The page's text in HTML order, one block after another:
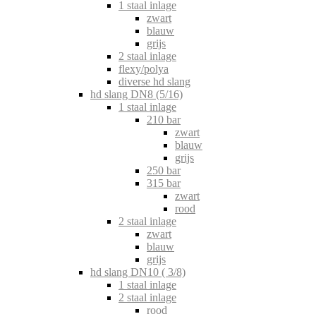
1 staal inlage
zwart
blauw
grijs
2 staal inlage
flexy/polya
diverse hd slang
hd slang DN8 (5/16)
1 staal inlage
210 bar
zwart
blauw
grijs
250 bar
315 bar
zwart
rood
2 staal inlage
zwart
blauw
grijs
hd slang DN10 ( 3/8)
1 staal inlage
2 staal inlage
rood